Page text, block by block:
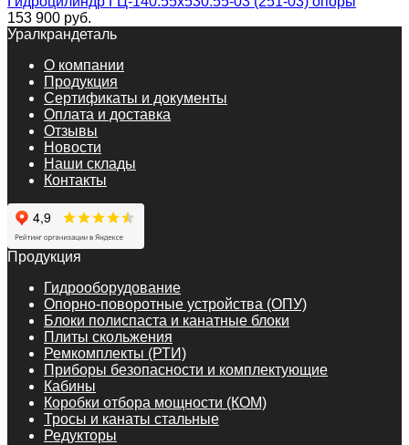
153 900 руб.
Уралкрандеталь
О компании
Продукция
Сертификаты и документы
Оплата и доставка
Отзывы
Новости
Наши склады
Контакты
Продукция
Гидрооборудование
Опорно-поворотные устройства (ОПУ)
Блоки полиспаста и канатные блоки
Плиты скольжения
Ремкомплекты (РТИ)
Приборы безопасности и комплектующие
Кабины
Коробки отбора мощности (КОМ)
Тросы и канаты стальные
Редукторы